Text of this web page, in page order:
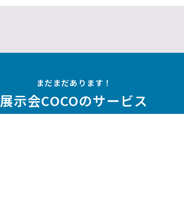
まだまだあります！
展示会COCOのサービス